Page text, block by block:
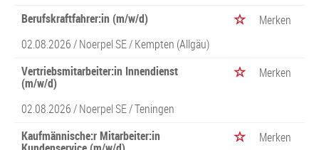
Berufskraftfahrer:in (m/w/d)
Merken
02.08.2026 /Noerpel SE/ Kempten (Allgäu)
Vertriebsmitarbeiter:in Innendienst
(m/w/d)
Merken
02.08.2026 /Noerpel SE/ Teningen
Kaufmännische:r Mitarbeiter:in
Merken